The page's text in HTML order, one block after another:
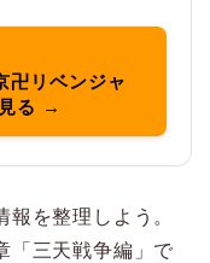
卍リベンジャ
る →
を整理しよう。
「三天戦争編」で